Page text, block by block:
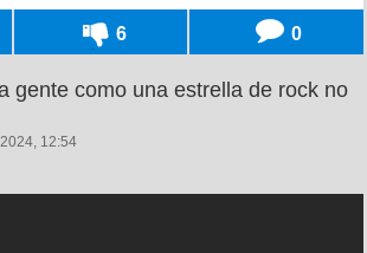
6 0
gente como una estrella de rock no
12:54